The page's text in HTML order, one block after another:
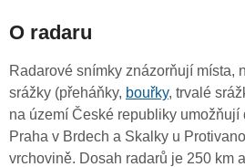
O radaru
Radarové snímky znázorňují místa,
srážky (přeháňky, bouřky, trvalé
na území České republiky umožňují
Praha v Brdech a Skalky u
vrchovině. Dosah radarů je 250 km